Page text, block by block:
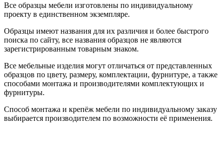
Все образцы мебели изготовлены по индивидуальному
проекту в единственном экземпляре.
Образцы имеют названия для их различия и более быстрого
поиска по сайту, все названия образцов не являются
зарегистрированным товарным знаком.
Все мебельные изделия могут отличаться от представленных
образцов по цвету, размеру, комплектации, фурнитуре, а также
способами монтажа и производителями комплектующих и
фурнитуры.
Способ монтажа и крепёж мебели по индивидуальному заказу
выбирается производителем по возможности её применения.